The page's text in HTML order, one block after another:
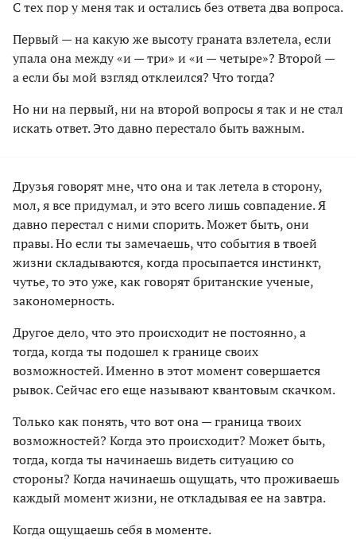
С тех пор у меня так и остались без ответа два вопроса.
Первый — на какую же высоту граната взлетела, если
упала она между «и — три» и «и — четыре»? Второй —
а если бы мой взгляд отклеился? Что тогда?
Но ни на первый, ни на второй вопросы я так и не стал
искать ответ. Это давно перестало быть важным.
Друзья говорят мне, что она и так летела в сторону,
мол, я все придумал, и это всего лишь совпадение. Я
давно перестал с ними спорить. Может быть, они
правы. Но если ты замечаешь, что события в твоей
жизни складываются, когда просыпается инстинкт,
чутье, то это уже, как говорят британские ученые,
закономерность.
Другое дело, что это происходит не постоянно, а
тогда, когда ты подошел к границе своих
возможностей. Именно в этот момент совершается
рывок. Сейчас его еще называют квантовым скачком.
Только как понять, что вот она — граница твоих
возможностей? Когда это происходит? Может быть,
тогда, когда ты начинаешь видеть ситуацию со
стороны? Когда начинаешь ощущать, что проживаешь
каждый момент жизни, не откладывая ее на завтра.
Когда ощущаешь себя в моменте.